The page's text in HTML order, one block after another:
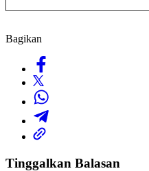
Bagikan
Tinggalkan Balasan